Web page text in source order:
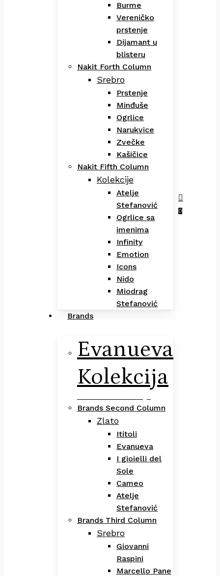
search
0
Menu
Burme
Vereničko
prstenje
Dijamant u
blisteru
Nakit Forth Column
Srebro
Prstenje
Minđuše
Ogrlice
Narukvice
Zvečke
Kašičice
Nakit Fifth Column
Kolekcije
Atelje
Stefanović
Ogrlice sa
imenima
Infinity
Emotion
Icons
Nido
Miodrag
Stefanović
Brands
Evanueva
Kolekcija
Brands Second Column
Zlato
Ititoli
Evanueva
I gioielli del
Sole
Cameo
Atelje
Stefanović
Brands Third Column
Srebro
Giovanni
Raspini
Marcello Pane